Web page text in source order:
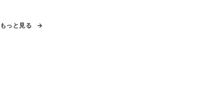
もっと見る